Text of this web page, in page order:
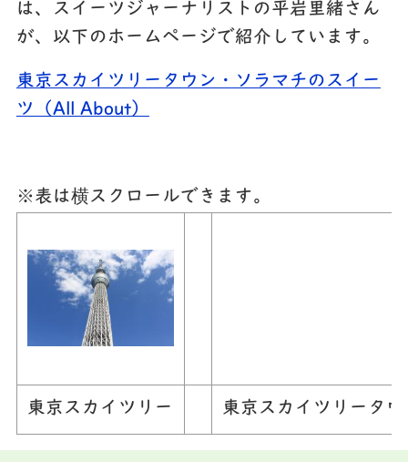
は、スイーツジャーナリストの平岩里緒さん
が、以下のホームページで紹介しています。
東京スカイツリータウン・ソラマチのスイー
ツ（All About）
※表は横スクロールできます。
東京スカイツリー 東京スカイツリータ